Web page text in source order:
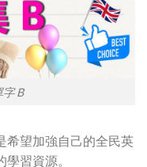
字 B
希望加強自己的全民英
習資源。